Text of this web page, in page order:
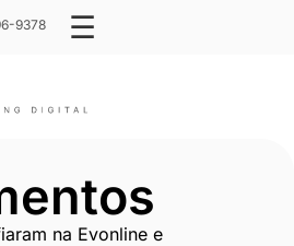
9378 ☰
na Evonline e